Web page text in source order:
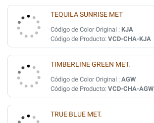
TEQUILA SUNRISE MET
Código de Color Original : KJA
Código de Producto: VCD-CHA-KJA
TIMBERLINE GREEN MET.
Código de Color Original : AGW
Código de Producto: VCD-CHA-AGW
TRUE BLUE MET.